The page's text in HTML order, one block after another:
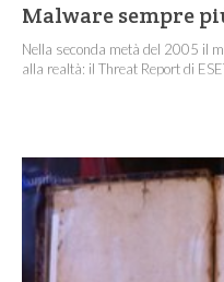
Malware sempre
Nella seconda metà del 2005 il
alla realtà: il Threat Report di